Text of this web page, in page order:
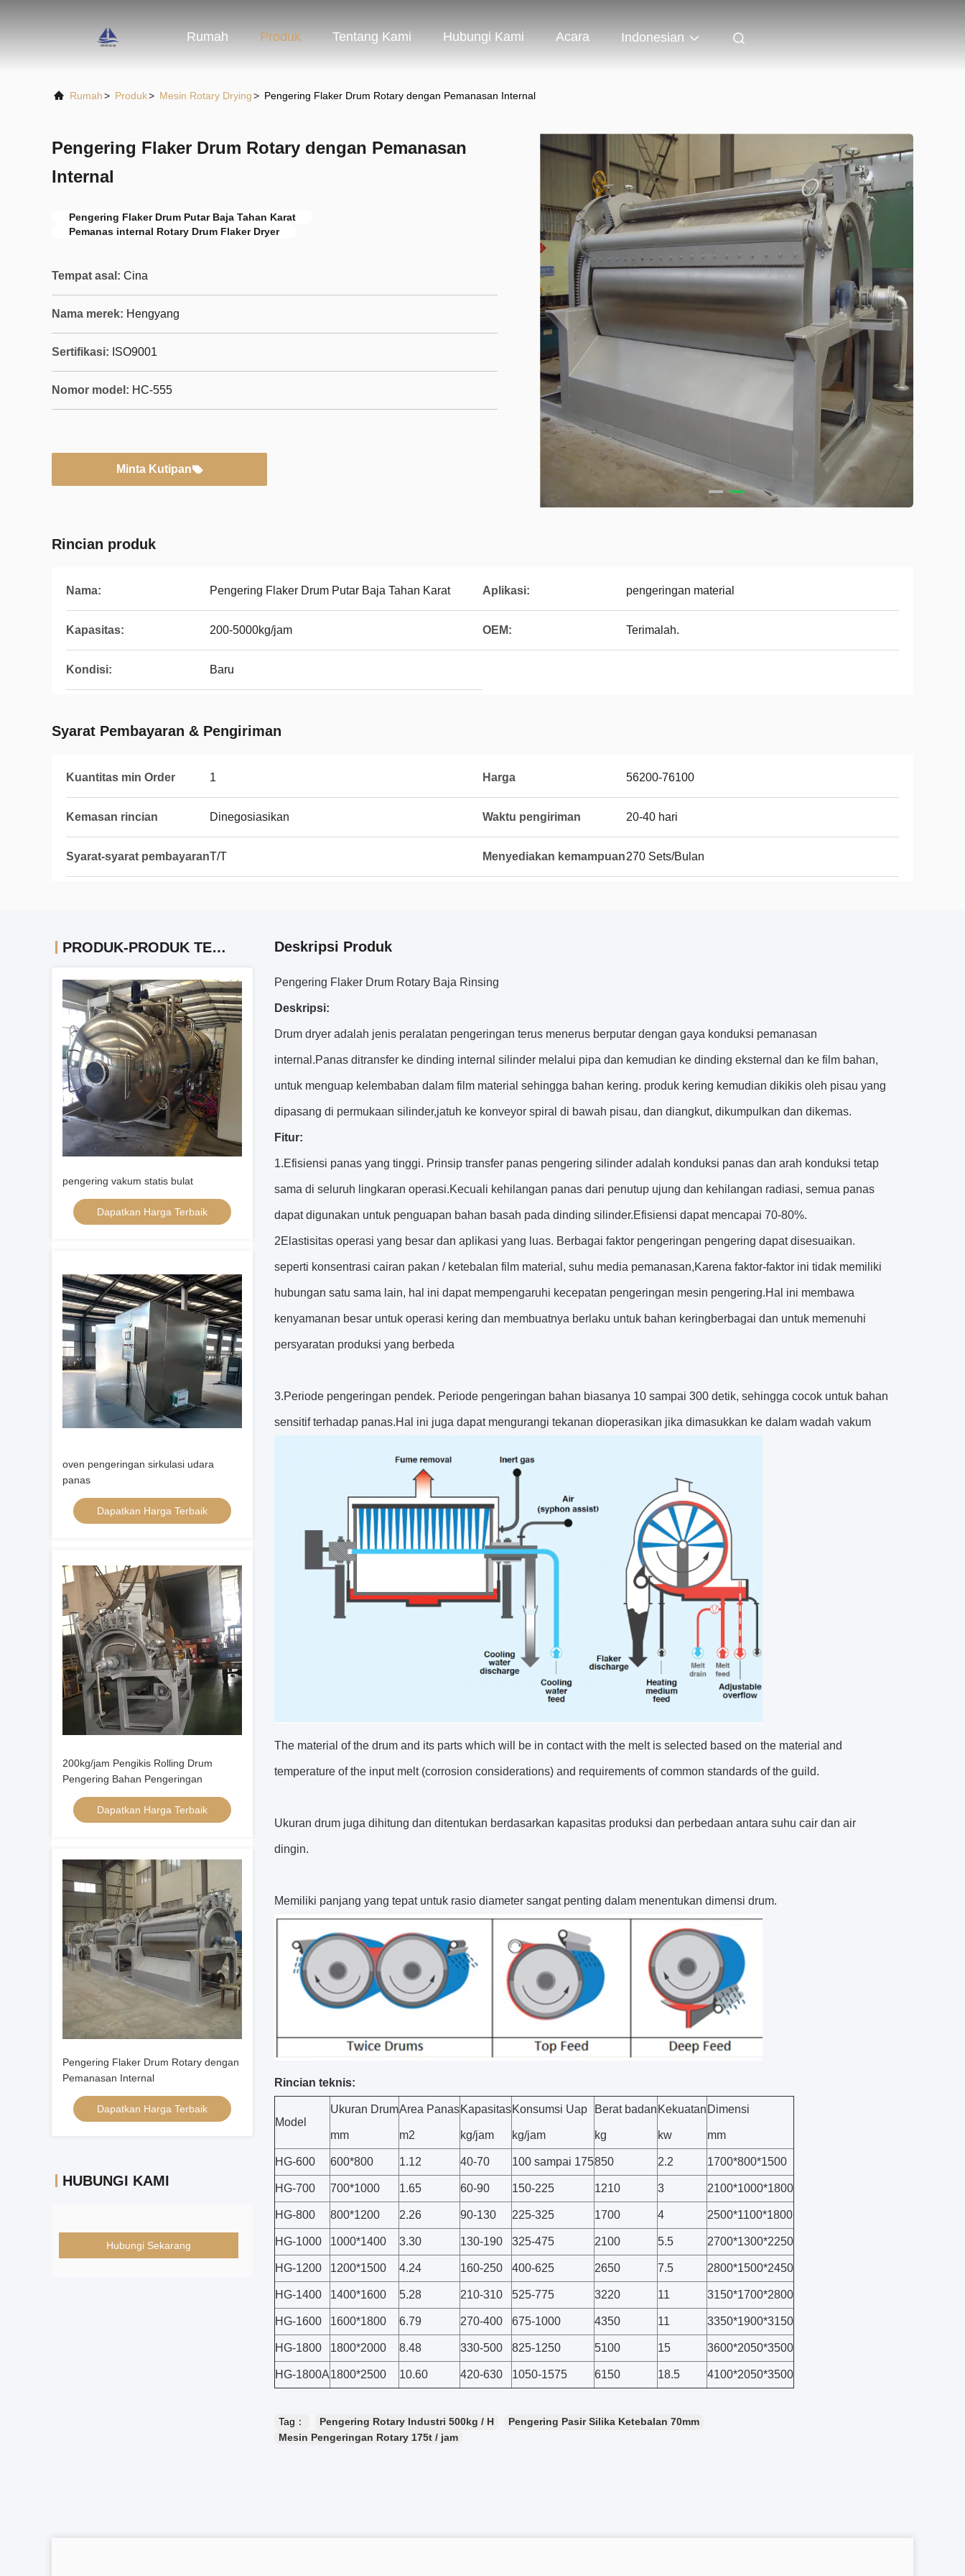
Rumah Produk Tentang Kami Hubungi Kami Acara Indonesian
Rumah> Produk> Mesin Rotary Drying> Pengering Flaker Drum Rotary dengan Pemanasan Internal
Pengering Flaker Drum Rotary dengan Pemanasan
Internal
Pengering Flaker Drum Putar Baja Tahan Karat
Pemanas internal Rotary Drum Flaker Dryer
Tempat asal: Cina
Nama merek: Hengyang
Sertifikasi: ISO9001
Nomor model: HC-555
Minta Kutipan
Rincian produk
Nama: Pengering Flaker Drum Putar Baja Tahan Karat Aplikasi: pengeringan material
Kapasitas: 200-5000kg/jam OEM: Terimalah.
Kondisi: Baru
Syarat Pembayaran & Pengiriman
Kuantitas min Order 1 Harga 56200-76100
Kemasan rincian Dinegosiasikan Waktu pengiriman 20-40 hari
Syarat-syarat pembayaranT/T Menyediakan kemampuan270 Sets/Bulan
PRODUK-PRODUK TERKAIT
pengering vakum statis bulat
Dapatkan Harga Terbaik
oven pengeringan sirkulasi udara
panas
Dapatkan Harga Terbaik
200kg/jam Pengikis Rolling Drum
Pengering Bahan Pengeringan
Dapatkan Harga Terbaik
Pengering Flaker Drum Rotary dengan
Pemanasan Internal
Dapatkan Harga Terbaik
HUBUNGI KAMI
Hubungi Sekarang
Deskripsi Produk
Pengering Flaker Drum Rotary Baja Rinsing
Deskripsi:
Drum dryer adalah jenis peralatan pengeringan terus menerus berputar dengan gaya konduksi pemanasan
internal.Panas ditransfer ke dinding internal silinder melalui pipa dan kemudian ke dinding eksternal dan ke film bahan,
untuk menguap kelembaban dalam film material sehingga bahan kering. produk kering kemudian dikikis oleh pisau yang
dipasang di permukaan silinder,jatuh ke konveyor spiral di bawah pisau, dan diangkut, dikumpulkan dan dikemas.
Fitur:
1.Efisiensi panas yang tinggi. Prinsip transfer panas pengering silinder adalah konduksi panas dan arah konduksi tetap
sama di seluruh lingkaran operasi.Kecuali kehilangan panas dari penutup ujung dan kehilangan radiasi, semua panas
dapat digunakan untuk penguapan bahan basah pada dinding silinder.Efisiensi dapat mencapai 70-80%.
2Elastisitas operasi yang besar dan aplikasi yang luas. Berbagai faktor pengeringan pengering dapat disesuaikan.
seperti konsentrasi cairan pakan / ketebalan film material, suhu media pemanasan,Karena faktor-faktor ini tidak memiliki
hubungan satu sama lain, hal ini dapat mempengaruhi kecepatan pengeringan mesin pengering.Hal ini membawa
kenyamanan besar untuk operasi kering dan membuatnya berlaku untuk bahan keringberbagai dan untuk memenuhi
persyaratan produksi yang berbeda
3.Periode pengeringan pendek. Periode pengeringan bahan biasanya 10 sampai 300 detik, sehingga cocok untuk bahan
sensitif terhadap panas.Hal ini juga dapat mengurangi tekanan dioperasikan jika dimasukkan ke dalam wadah vakum
The material of the drum and its parts which will be in contact with the melt is selected based on the material and
temperature of the input melt (corrosion considerations) and requirements of common standards of the guild.
Ukuran drum juga dihitung dan ditentukan berdasarkan kapasitas produksi dan perbedaan antara suhu cair dan air
dingin.
Memiliki panjang yang tepat untuk rasio diameter sangat penting dalam menentukan dimensi drum.
Rincian teknis:
Model
Ukuran Drum
mm
Area Panas
m2
Kapasitas
kg/jam
Konsumsi Uap
kg/jam
Berat badan
kg
Kekuatan
kw
Dimensi
mm
HG-600 600*800 1.12 40-70 100 sampai 175850 2.2 1700*800*1500
HG-700 700*1000 1.65 60-90 150-225 1210 3 2100*1000*1800
HG-800 800*1200 2.26 90-130 225-325 1700 4 2500*1100*1800
HG-1000 1000*1400 3.30 130-190 325-475 2100 5.5 2700*1300*2250
HG-1200 1200*1500 4.24 160-250 400-625 2650 7.5 2800*1500*2450
HG-1400 1400*1600 5.28 210-310 525-775 3220 11 3150*1700*2800
HG-1600 1600*1800 6.79 270-400 675-1000 4350 11 3350*1900*3150
HG-1800 1800*2000 8.48 330-500 825-1250 5100 15 3600*2050*3500
HG-1800A1800*2500 10.60 420-630 1050-1575 6150 18.5 4100*2050*3500
Tag： Pengering Rotary Industri 500kg / H
Pengering Pasir Silika Ketebalan 70mm
Mesin Pengeringan Rotary 175t / jam